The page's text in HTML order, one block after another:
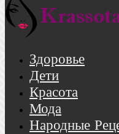
Здоровье
Дети
Красота
Мода
Народные